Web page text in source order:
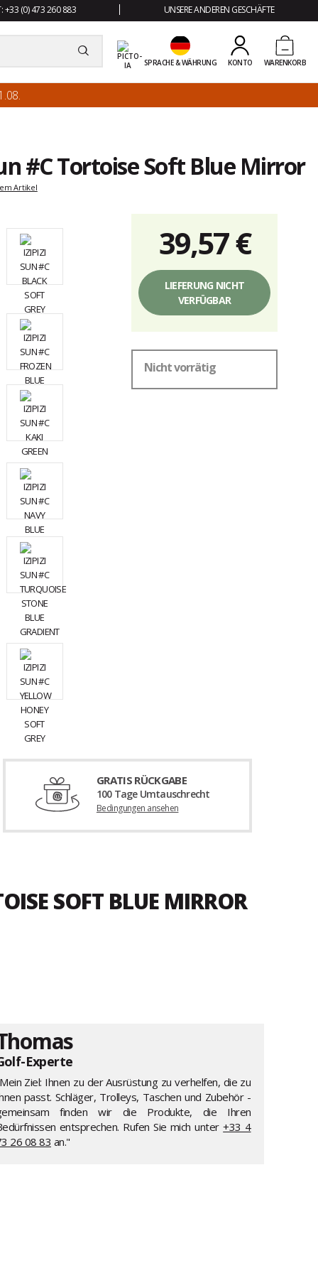
+33 (0) 473 260 883 UNSERE ANDEREN GESCHÄFTE
SPRACHE & WÄHRUNG KONTO WARENKORB
#C Tortoise Soft Blue Mirror
Artikel
39,57 €
Einzelpreis,
ohne
Gebühren
LIEFERUNG NICHT
VERFÜGBAR
Nicht vorrätig
GRATIS RÜCKGABE
100 Tage Umtauschrecht
Bedingungen ansehen
SOFT BLUE MIRROR
Experte
Ziel: Ihnen zu der Ausrüstung zu verhelfen, die zu
passt. Schläger, Trolleys, Taschen und Zubehör -
finden wir die Produkte, die Ihren
entsprechen. Rufen Sie mich unter+33 4
26 08 83 an."